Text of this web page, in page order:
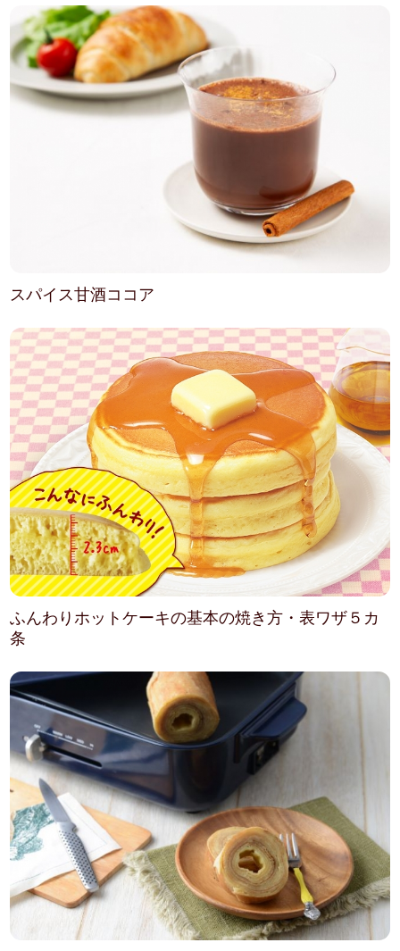
スパイス甘酒ココア
ふんわりホットケーキの基本の焼き方・表ワザ５カ
条